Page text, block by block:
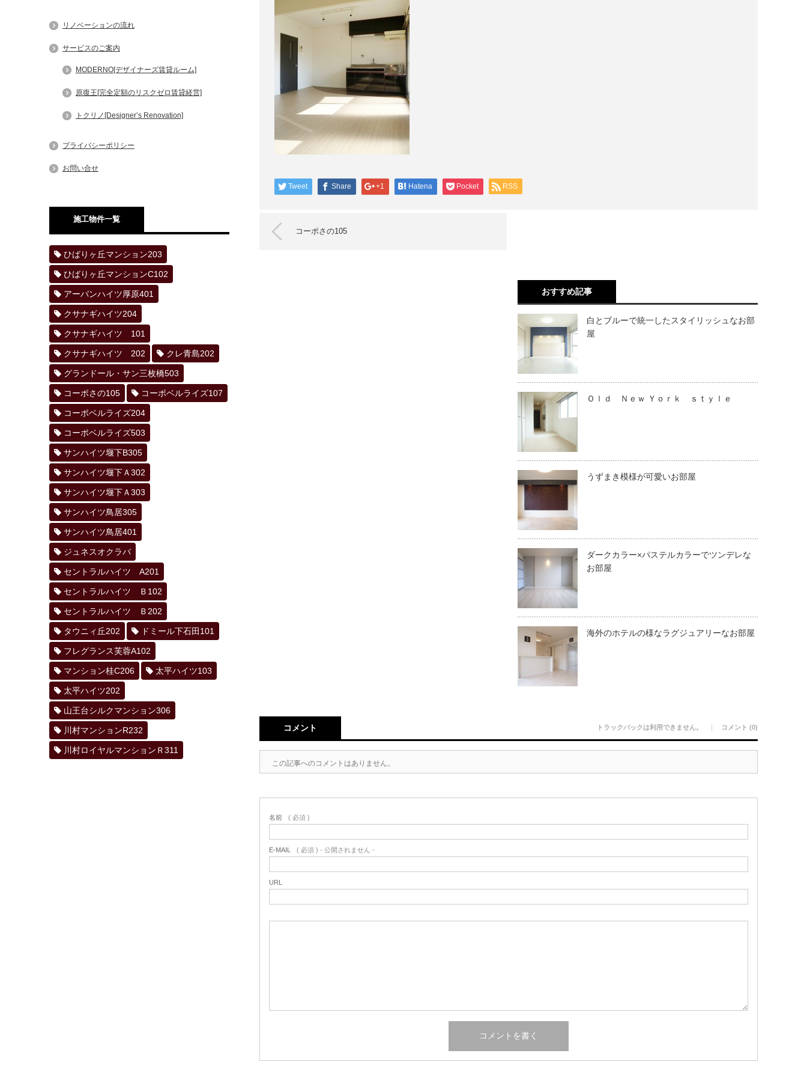
Tweet Share +1 Hatena Pocket RSS
コーポさの105
おすすめ記事
白とブルーで統一したスタイリッシュなお部
屋
Ｏｌｄ Ｎｅｗ Ｙｏｒｋ ｓｔｙｌｅ
うずまき模様が可愛いお部屋
ダークカラー×パステルカラーでツンデレな
お部屋
海外のホテルの様なラグジュアリーなお部屋
コメント トラックバックは利用できません。 コメント (0)
この記事へのコメントはありません。
名前 ( 必須 )
E-MAIL ( 必須 ) - 公開されません -
URL
リノベーションの流れ
サービスのご案内
MODERNO[デザイナーズ賃貸ルーム]
原復王[完全定額のリスクゼロ賃貸経営]
トクリノ[Designer’s Renovation]
プライバシーポリシー
お問い合せ
施工物件一覧
ひばりヶ丘マンション203
ひばりヶ丘マンションC102
アーバンハイツ厚原401
クサナギハイツ204
クサナギハイツ 101
クサナギハイツ 202 クレ青島202
グランドール・サン三枚橋503
コーポさの105 コーポベルライズ107
コーポベルライズ204
コーポベルライズ503
サンハイツ堰下B305
サンハイツ堰下Ａ302
サンハイツ堰下Ａ303
サンハイツ鳥居305
サンハイツ鳥居401
ジュネスオクラバ
セントラルハイツ A201
セントラルハイツ Ｂ102
セントラルハイツ Ｂ202
タウニィ丘202 ドミール下石田101
フレグランス芙蓉A102
マンション桂C206 太平ハイツ103
太平ハイツ202
山王台シルクマンション306
川村マンションR232
川村ロイヤルマンションＲ311